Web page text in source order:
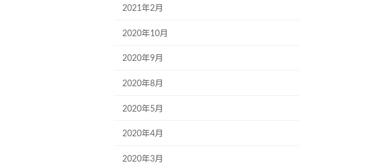
2021年2月
2020年10月
2020年9月
2020年8月
2020年5月
2020年4月
2020年3月